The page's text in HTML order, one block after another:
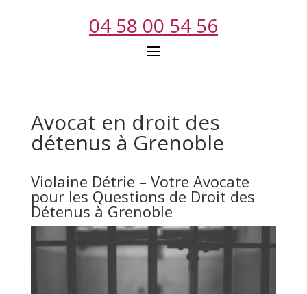
04 58 00 54 56
Avocat en droit des
détenus à Grenoble
Violaine Détrie – Votre Avocate
pour les Questions de Droit des
Détenus à Grenoble